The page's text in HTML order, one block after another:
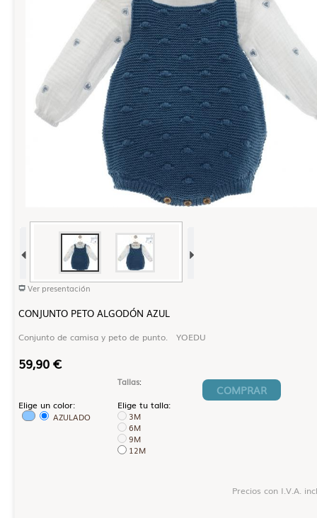
Ver presentación
CONJUNTO PETO ALGODÓN AZUL
Conjunto de camisa y peto de punto. YOEDU
59,90 €
Elige un color:
AZULADO
Tallas:
Elige tu talla:
3M
6M
9M
12M
COMPRAR
Precios con I.V.A.